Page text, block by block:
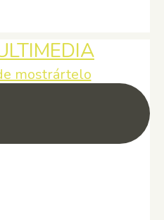
mostrártelo